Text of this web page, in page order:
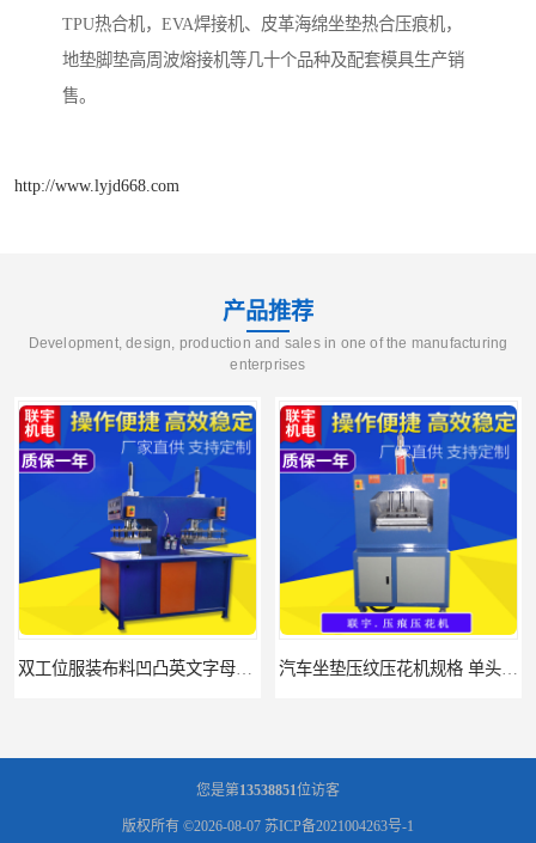
TPU热合机，EVA焊接机、皮革海绵坐垫热合压痕机，
地垫脚垫高周波熔接机等几十个品种及配套模具生产销
售。
http://www.lyjd668.com
产品推荐
Development, design, production and sales in one of the manufacturing
enterprises
您是第13538851位访客
版权所有 ©2026-08-07 苏ICP备2021004263号-1